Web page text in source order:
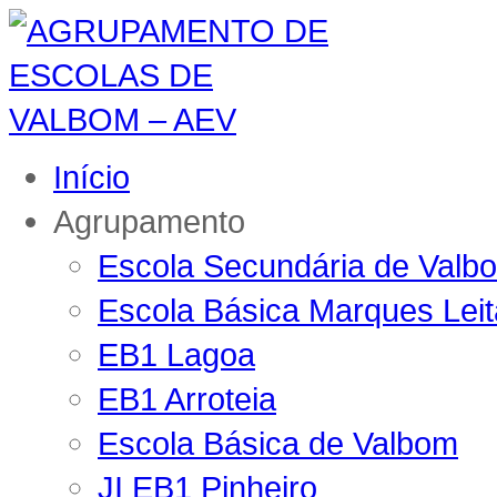
Início
Agrupamento
Escola Secundária de
Escola Básica Marques
EB1 Lagoa
EB1 Arroteia
Escola Básica de Valbom
JI EB1 Pinheiro